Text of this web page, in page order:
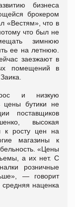
бизнеса
брокером
«Вестям», что в
что был не
зимнюю
ее на летнюю.
заезжают в
помещений в
и низкую
цены бутики не
поставщиков
высокая
к росту цен на
магазины к
«Цены
а их нет. С
розничные
— говорит
наценка